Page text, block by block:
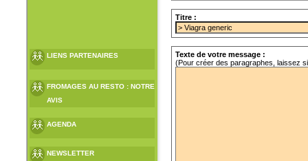
LIENS PARTENAIRES
FROMAGES AU RESTO : NOTRE
AVIS
AGENDA
NEWSLETTER
Titre :
Texte de votre message :
(Pour créer des paragraphes, laissez